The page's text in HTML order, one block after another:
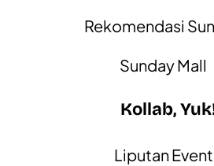
Rekomendasi
Sunday Mall
Kollab,
Liputan Event